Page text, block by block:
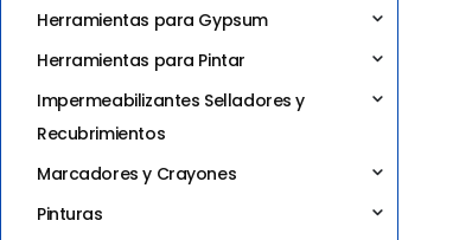
Herramientas para Gypsum
Herramientas para Pintar
Impermeabilizantes Selladores y
Recubrimientos
Marcadores y Crayones
Pinturas